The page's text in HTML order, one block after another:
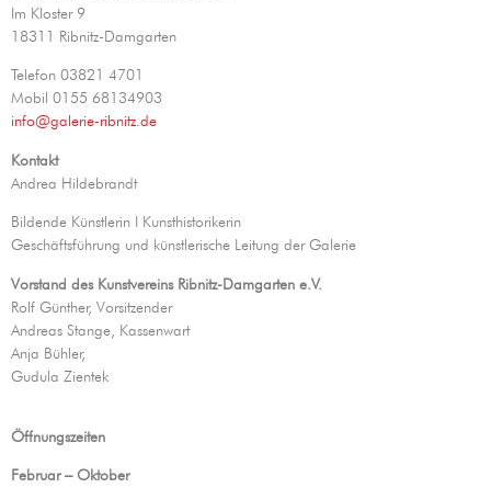
Im Kloster 9
18311 Ribnitz-Damgarten
Telefon 03821 4701
Mobil 0155 68134903
info@galerie-ribnitz.de
Kontakt
Andrea Hildebrandt
Bildende Künstlerin I Kunsthistorikerin
Geschäftsführung und künstlerische Leitung der Galerie
Vorstand des Kunstvereins Ribnitz-Damgarten e.V.
Rolf Günther, Vorsitzender
Andreas Stange, Kassenwart
Anja Bühler,
Gudula Zientek
Öffnungszeiten
Februar – Oktober